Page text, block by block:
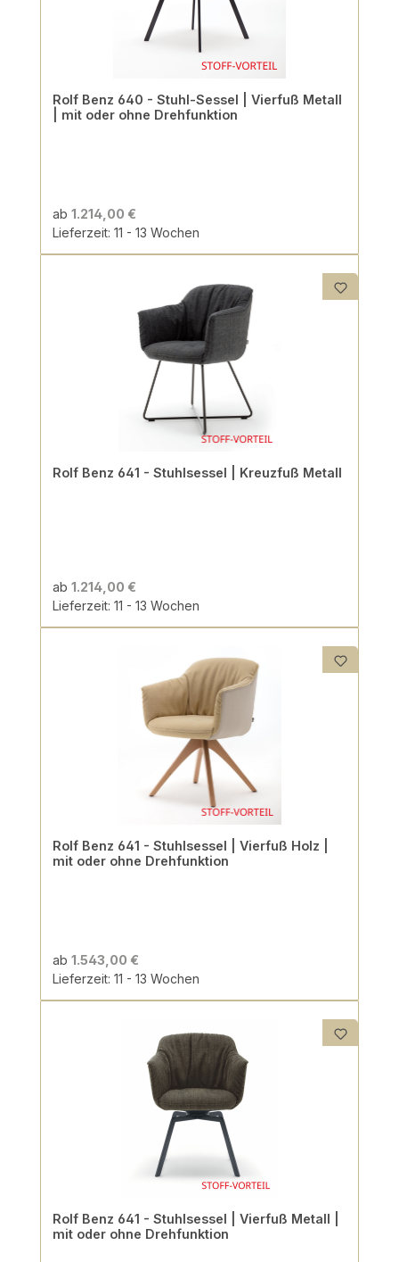
Rolf Benz 640 - Stuhl-Sessel | Vierfuß Metall
| mit oder ohne Drehfunktion
ab 1.214,00 €
Lieferzeit: 11 - 13 Wochen
Rolf Benz 641 - Stuhlsessel | Kreuzfuß Metall
ab 1.214,00 €
Lieferzeit: 11 - 13 Wochen
Rolf Benz 641 - Stuhlsessel | Vierfuß Holz |
mit oder ohne Drehfunktion
ab 1.543,00 €
Lieferzeit: 11 - 13 Wochen
Rolf Benz 641 - Stuhlsessel | Vierfuß Metall |
mit oder ohne Drehfunktion